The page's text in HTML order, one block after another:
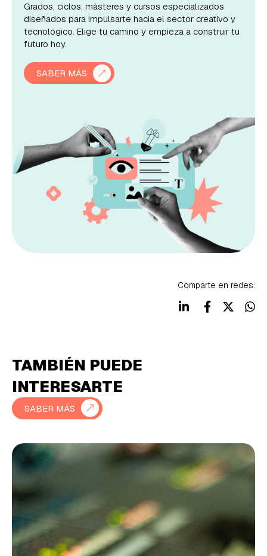
Grados, ciclos, másteres y cursos especializados
diseñados para impulsarte hacia el sector creativo y
tecnológico. Elige tu camino y empieza a construir tu
futuro hoy.
SABER MÁS
Comparte en redes:
TAMBIÉN PUEDE
INTERESARTE
SABER MÁS